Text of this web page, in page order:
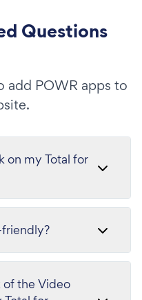
Questions
add POWR apps to
on my Total for
of the Video